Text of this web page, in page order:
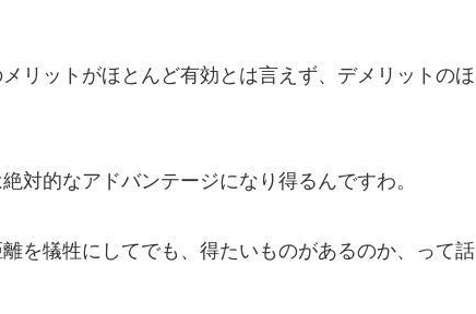
リットがほとんど有効とは言えず、デメリットのほ
対的なアドバンテージになり得るんですわ。
を犠牲にしてでも、得たいものがあるのか、って話